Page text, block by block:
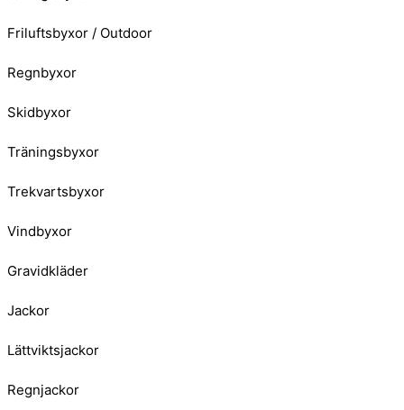
Friluftsbyxor / Outdoor
Regnbyxor
Skidbyxor
Träningsbyxor
Trekvartsbyxor
Vindbyxor
Gravidkläder
Jackor
Lättviktsjackor
Regnjackor